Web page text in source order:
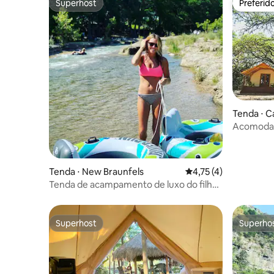
Superhost
Superhost
Tenda ⋅ New Braunfels 4,75 de uma
4,75 (4)
Tenda de acampamento de luxo do filho
Tenda ⋅
Superhost
Superhost